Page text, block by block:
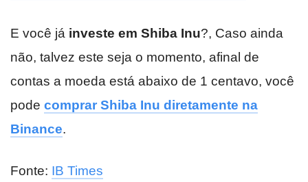
E você já investe em Shiba Inu?, Caso ainda
não, talvez este seja o momento, afinal de
contas a moeda está abaixo de 1 centavo, você
pode comprar Shiba Inu diretamente na
Binance.
Fonte: IB Times